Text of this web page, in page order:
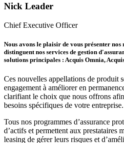
Nick Leader
Chief Executive Officer
Nous avons le plaisir de vous présenter
distinguent nos services de gestion
solutions principales : Acquis Omnia,
Ces nouvelles appellations de produit
engagement à améliorer en
clarifiant le choix que nous offrons
besoins spécifiques de votre entreprise.
Tous nos programmes d’assurance
d’actifs et permettent aux prestataires
leasing de gérer leurs risques et